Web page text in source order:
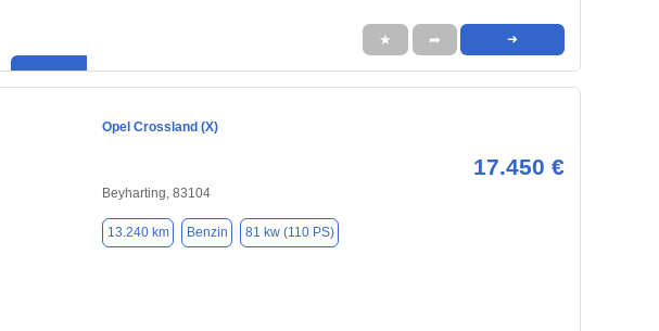
★ ➦ ➜
Opel Crossland (X)
17.450 €
Beyharting, 83104
13.240 km Benzin 81 kw (110 PS)